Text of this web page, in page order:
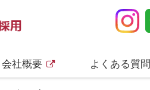
会社概要 よくある質問